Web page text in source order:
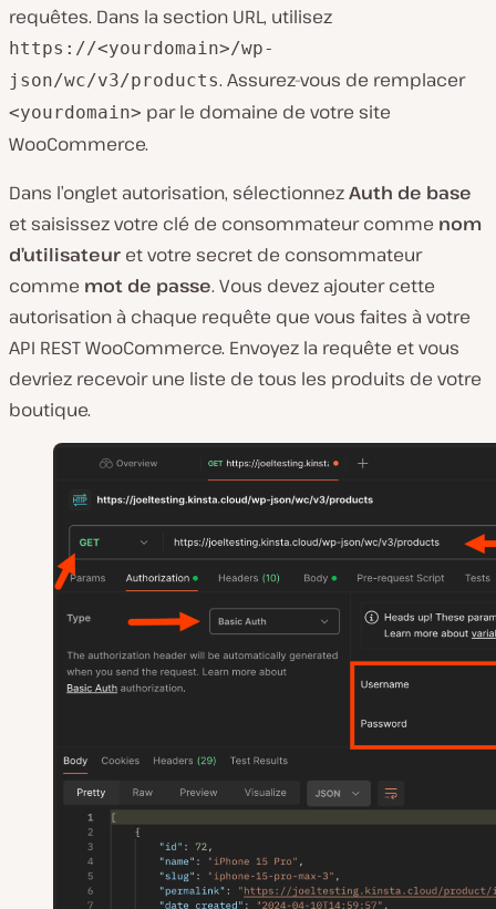
requêtes. Dans la section URL, utilisez
https://<yourdomain>/wp-
json/wc/v3/products. Assurez-vous de remplacer
<yourdomain> par le domaine de votre site
WooCommerce.
Dans l’onglet autorisation, sélectionnezAuth de base
et saisissez votre clé de consommateur comme nom
d’utilisateur et votre secret de consommateur
comme mot de passe. Vous devez ajouter cette
autorisation à chaque requête que vous faites à votre
API REST WooCommerce. Envoyez la requête et vous
devriez recevoir une liste de tous les produits de votre
boutique.